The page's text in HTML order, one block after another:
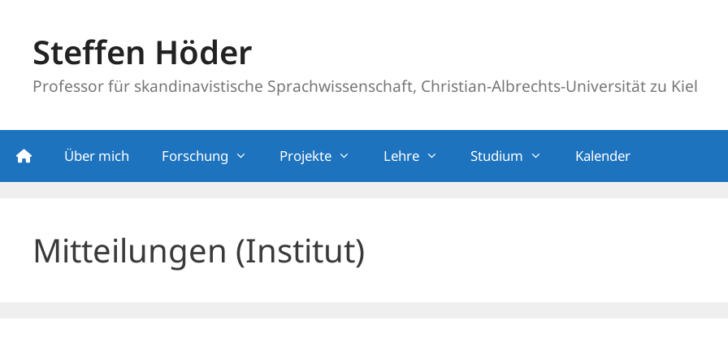
springenSteffen Höder
Professor für skandinavistische Sprachwissenschaft, Christian-Albrechts-Universität zu Kiel
Über mich Forschung Projekte Lehre Studium Kalender
Mitteilungen (Institut)